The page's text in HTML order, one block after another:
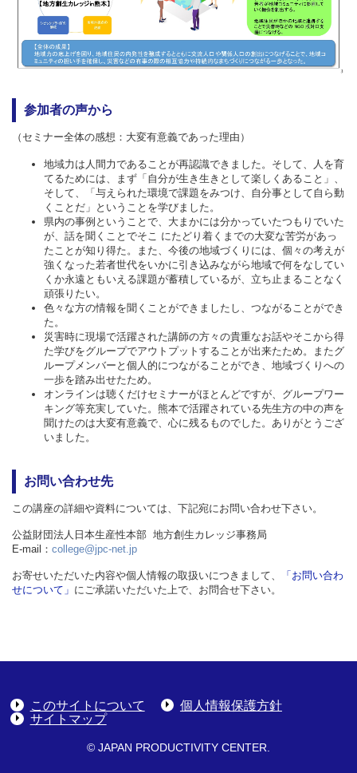
参加者の声から
（セミナー全体の感想：大変有意義であった理由）
地域力は人間力であることが再認識できました。そして、人を育
てるためには、まず「自分が生き生きとして楽しくあること」、
そして、「与えられた環境で課題をみつけ、自分事として自ら動
くことだ」ということを学びました。
県内の事例ということで、大まかには分かっていたつもりでいた
が、話を聞くことでそこ にたどり着くまでの大変な苦労があっ
たことが知り得た。また、今後の地域づくりには、個々の考えが
強くなった若者世代をいかに引き込みながら地域で何をなしてい
くか永遠ともいえる課題が蓄積しているが、立ち止まることなく
頑張りたい。
色々な方の情報を聞くことができましたし、つながることができ
た。
災害時に現場で活躍された講師の方々の貴重なお話やそこから得
た学びをグループでアウトプットすることが出来たため。またグ
ループメンバーと個人的につながることができ、地域づくりへの
一歩を踏み出せたため。
オンラインは聴くだけセミナーがほとんどですが、グループワー
キング等充実していた。熊本で活躍されている先生方の中の声を
聞けたのは大変有意義で、心に残るものでした。ありがとうござ
いました。
お問い合わせ先
この講座の詳細や資料については、下記宛にお問い合わせ下さい。
公益財団法人日本生産性本部 地方創生カレッジ事務局
E-mail： college@jpc-net.jp
お寄せいただいた内容や個人情報の取扱いにつきまして、
「お問い合わ
せについて」 にご承諾いただいた上で、お問合せ下さい。
このサイトについて
個人情報保護方針
サイトマップ
© JAPAN PRODUCTIVITY CENTER.